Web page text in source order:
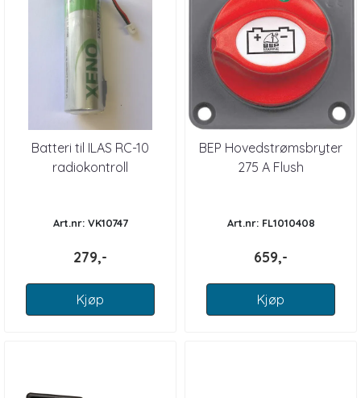
Batteri til ILAS RC-10
radiokontroll
Art.nr: VK10747
279,-
Kjøp
BEP Hovedstrømsbryter
275 A Flush
Art.nr: FL1010408
659,-
Kjøp